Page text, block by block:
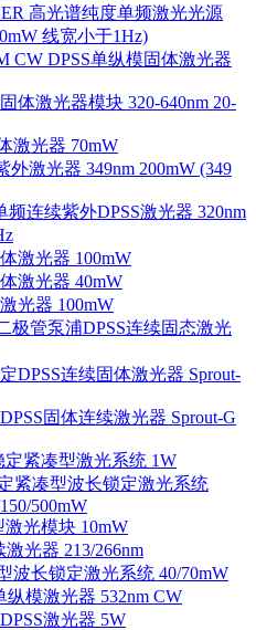
高光谱纯度单频激光光源
线宽小于1Hz)
CW DPSS单纵模固体激光器
体激光器模块 320-640nm 20-
激光器 70mW
激光器 349nm 200mW (349
连续紫外DPSS激光器 320nm
激光器 100mW
激光器 40mW
光器 100mW
极管泵浦DPSS连续固态激光
DPSS连续固体激光器 Sprout-
固体连续激光器 Sprout-G
定紧凑型激光系统 1W
紧凑型波长锁定激光系统
500mW
激光模块 10mW
光器 213/266nm
波长锁定激光系统 40/70mW
纵模激光器 532nm CW
激光器 5W